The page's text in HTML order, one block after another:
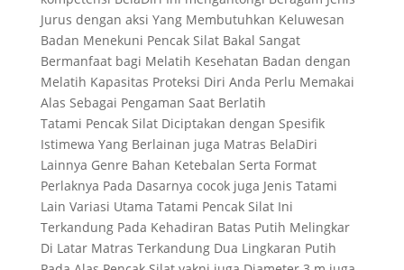
Jurus dengan aksi Yang Membutuhkan Keluwesan
Badan Menekuni Pencak Silat Bakal Sangat
Bermanfaat bagi Melatih Kesehatan Badan dengan
Melatih Kapasitas Proteksi Diri Anda Perlu Memakai
Alas Sebagai Pengaman Saat Berlatih
Tatami Pencak Silat Diciptakan dengan Spesifik
Istimewa Yang Berlainan juga Matras BelaDiri
Lainnya Genre Bahan Ketebalan Serta Format
Perlaknya Pada Dasarnya cocok juga Jenis Tatami
Lain Variasi Utama Tatami Pencak Silat Ini
Terkandung Pada Kehadiran Batas Putih Melingkar
Di Latar Matras Terkandung Dua Lingkaran Putih